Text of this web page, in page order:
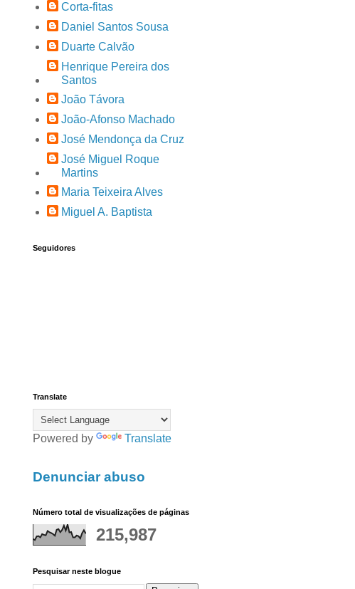
Corta-fitas
Daniel Santos Sousa
Duarte Calvão
Henrique Pereira dos
Santos
João Távora
João-Afonso Machado
José Mendonça da Cruz
José Miguel Roque
Martins
Maria Teixeira Alves
Miguel A. Baptista
Seguidores
Translate
Powered by Translate
Denunciar abuso
Número total de visualizações de páginas
215,987
Pesquisar neste blogue